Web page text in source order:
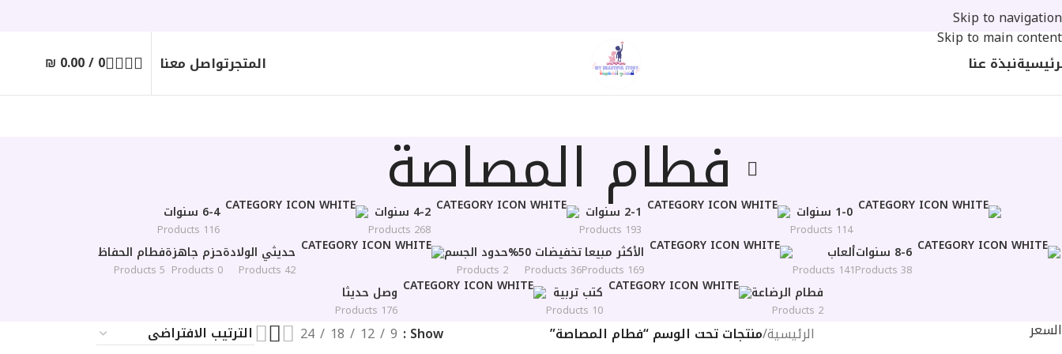
Skip to navigation
Skip to main content
نبذة عنا المتجرتواصل معنا 0
/
₪ 0.00
فطام المصاصة 1-0 سنوات
114 Products
2-1 سنوات
193 Products
4-2 سنوات
268 Products
6-4 سنوات
116 Products
8-6 سنوات
38 Products
ألعاب
141 Products
الأكثر مبيعا
169 Products
تخفيضات 50%
36 Products
حدود الجسم
2 Products
حديثي الولادة
42 Products
حزم جاهزة
0 Products
فطام الحفاظ
5 Products
فطام الرضاعة
2 Products
كتب تربية
10 Products
وصل حديثا
176 Products
السعر الرئيسية/منتجات تحت الوسم “فطام المصاصة” Show
9
12
18
24